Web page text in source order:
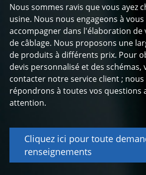
Nous sommes ravis que vous ayez
usine. Nous nous engageons à vous
accompagner dans l'élaboration de
de câblage. Nous proposons une
de produits à différents prix. Pour
devis personnalisé et des schémas,
contacter notre service client ; nous
répondrons à toutes vos questions
attention.
Cliquez ici pour toute
renseignements